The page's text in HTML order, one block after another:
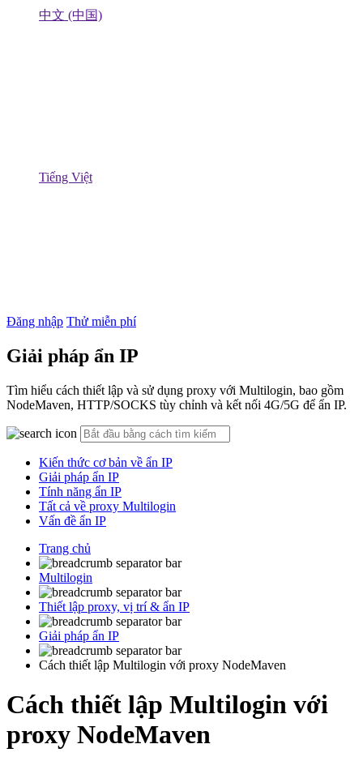
中文 (中国)
Tiếng Việt
Đăng nhập Thử miễn phí
Giải pháp ẩn IP
Tìm hiểu cách thiết lập và sử dụng proxy với Multilogin, bao gồm
NodeMaven, HTTP/SOCKS tùy chỉnh và kết nối 4G/5G để ẩn IP.
Kiến thức cơ bản về ẩn IP
Giải pháp ẩn IP
Tính năng ẩn IP
Tất cả về proxy Multilogin
Vấn đề ẩn IP
Trang chủ
Multilogin
Thiết lập proxy, vị trí & ẩn IP
Giải pháp ẩn IP
Cách thiết lập Multilogin với proxy NodeMaven
Cách thiết lập Multilogin với
proxy NodeMaven